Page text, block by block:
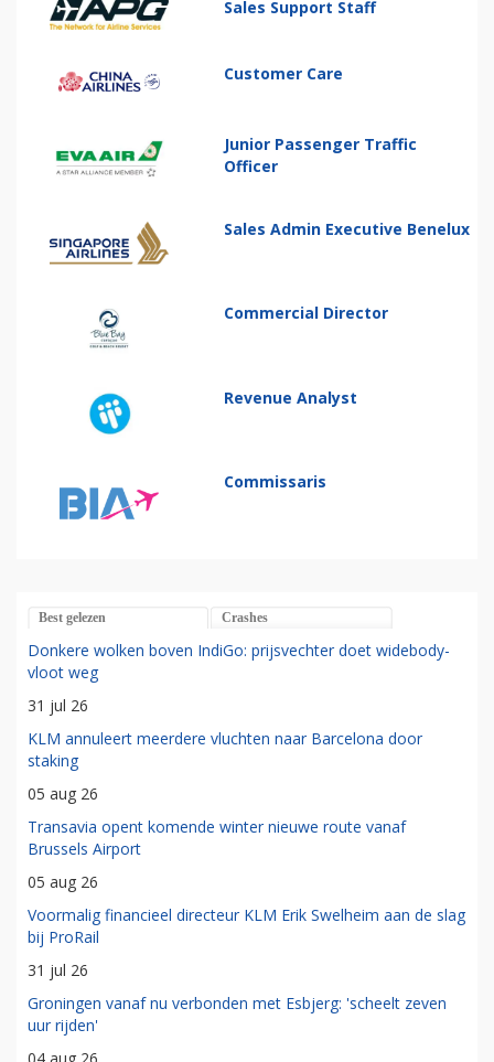
Sales Support Staff
Customer Care
Junior Passenger Traffic
Officer
Sales Admin Executive Benelux
Commercial Director
Revenue Analyst
Commissaris
Best gelezen Crashes
Donkere wolken boven IndiGo: prijsvechter doet widebody-
vloot weg
31 jul 26
KLM annuleert meerdere vluchten naar Barcelona door
staking
05 aug 26
Transavia opent komende winter nieuwe route vanaf
Brussels Airport
05 aug 26
Voormalig financieel directeur KLM Erik Swelheim aan de slag
bij ProRail
31 jul 26
Groningen vanaf nu verbonden met Esbjerg: 'scheelt zeven
uur rijden'